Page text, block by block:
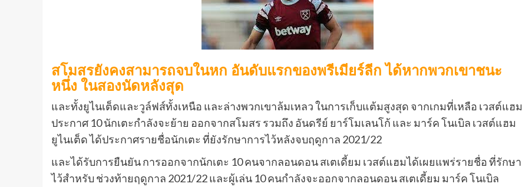
สโมสรยังคงสามารถจบในหก อันดับแรกของพรีเมียร์ลีก ได้หากพวกเขาชนะ
หนึ่ง ในสองนัดหลังสุด
และทั้งยูไนเต็ดและวูล์ฟส์ทั้งเหนือ และล่างพวกเขาล้มเหลว ในการเก็บแต้มสูงสุด จากเกมที่เหลือ เวสต์แฮม
ประกาศ 10 นักเตะกําลังจะย้าย ออกจากสโมสร รวมถึง อันดรีย์ ยาร์โมเลนโก้ และ มาร์ค โนเบิล เวสต์แฮม
ยูไนเต็ด ได้ประกาศรายชื่อนักเตะ ที่ยังรักษาการไว้หลังจบฤดูกาล 2021/22
และได้รับการยืนยัน การออกจากนักเตะ 10 คนจากลอนดอน สเตเดี้ยม เวสต์แฮมได้เผยแพร่รายชื่อ ที่รักษา
ไว้สําหรับ ช่วงท้ายฤดูกาล 2021/22 และผู้เล่น 10 คนกําลังจะออกจากลอนดอน สเตเดี้ยม มาร์ค โนเบิล